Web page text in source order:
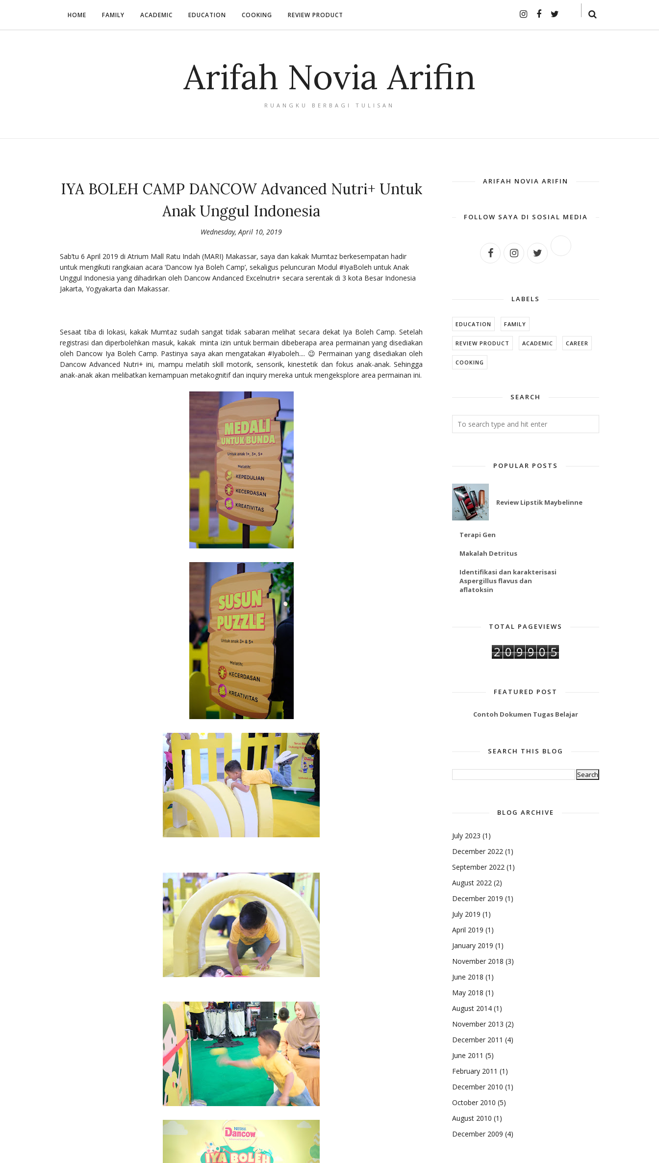
HOME FAMILY ACADEMIC EDUCATION COOKING REVIEW PRODUCT
Arifah Novia Arifin
RUANGKU BERBAGI TULISAN
IYA BOLEH CAMP DANCOW Advanced Nutri+ Untuk
Anak Unggul Indonesia
Wednesday, April 10, 2019
Sab’tu 6 April 2019 di Atrium Mall Ratu Indah (MARI) Makassar, saya dan kakak Mumtaz berkesempatan hadir
untuk mengikuti rangkaian acara ‘Dancow Iya Boleh Camp’, sekaligus peluncuran Modul #IyaBoleh untuk Anak
Unggul Indonesia yang dihadirkan oleh Dancow Andanced Excelnutri+ secara serentak di 3 kota Besar Indonesia
Jakarta, Yogyakarta dan Makassar.
Sesaat tiba di lokasi, kakak Mumtaz sudah sangat tidak sabaran melihat secara dekat Iya Boleh Camp. Setelah
registrasi dan diperbolehkan masuk, kakak minta izin untuk bermain dibeberapa area permainan yang disediakan
oleh Dancow Iya Boleh Camp. Pastinya saya akan mengatakan #Iyaboleh.... 😉 Permainan yang disediakan oleh
Dancow Advanced Nutri+ ini, mampu melatih skill motorik, sensorik, kinestetik dan fokus anak-anak. Sehingga
anak-anak akan melibatkan kemampuan metakognitif dan inquiry mereka untuk mengeksplore area permainan ini.
ARIFAH NOVIA ARIFIN
FOLLOW SAYA DI SOSIAL MEDIA
LABELS
EDUCATION FAMILY
REVIEW PRODUCT ACADEMIC CAREER
COOKING
SEARCH
POPULAR POSTS
Review Lipstik Maybelinne
Terapi Gen
Makalah Detritus
Identifikasi dan karakterisasi
Aspergillus flavus dan
aflatoksin
TOTAL PAGEVIEWS
2 0 9 9 0 5
FEATURED POST
Contoh Dokumen Tugas Belajar
SEARCH THIS BLOG
BLOG ARCHIVE
July 2023 (1)
December 2022 (1)
September 2022 (1)
August 2022 (2)
December 2019 (1)
July 2019 (1)
April 2019 (1)
January 2019 (1)
November 2018 (3)
June 2018 (1)
May 2018 (1)
August 2014 (1)
November 2013 (2)
December 2011 (4)
June 2011 (5)
February 2011 (1)
December 2010 (1)
October 2010 (5)
August 2010 (1)
December 2009 (4)